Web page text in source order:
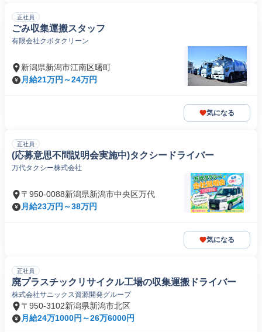
正社員
ごみ収集運搬スタッフ
有限会社クボタクリーン
新潟県新潟市江南区曙町
月給21万円～24万円
気になる
正社員
(応募意思不問説明会実施中)タクシードライバー
万代タクシー株式会社
〒950-0088新潟県新潟市中央区万代
月給23万円～38万円
気になる
正社員
廃プラスチックリサイクル工場の収集運搬ドライバー
株式会社サニックス資源開発グループ
〒950-3102新潟県新潟市北区
月給24万1000円～26万6000円